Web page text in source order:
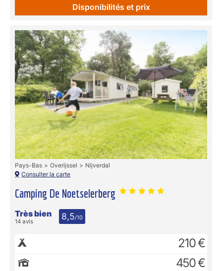
Disponibilités et prix
Camping De Noetselerberg
Pays-Bas Overijssel
Nijverdal
Consulter la carte
Très bien
14 avis 8,5/10
210 €
450 €